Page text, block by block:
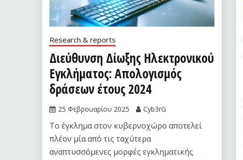
Research & reports
Διεύθυνση Δίωξης Ηλεκτρονικού
Εγκλήματος: Απολογισμός
δράσεων έτους 2024
25 Φεβρουαρίου 2025 Cyb3rG
Το έγκλημα στον κυβερνοχώρο αποτελεί
πλέον μία από τις ταχύτερα
αναπτυσσόμενες μορφές εγκληματικής